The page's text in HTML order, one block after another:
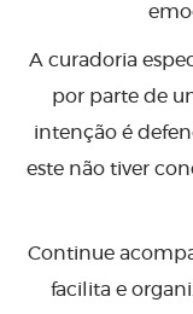
A curadoria
por parte de
intenção é
este não tiver
Continue
facilita e